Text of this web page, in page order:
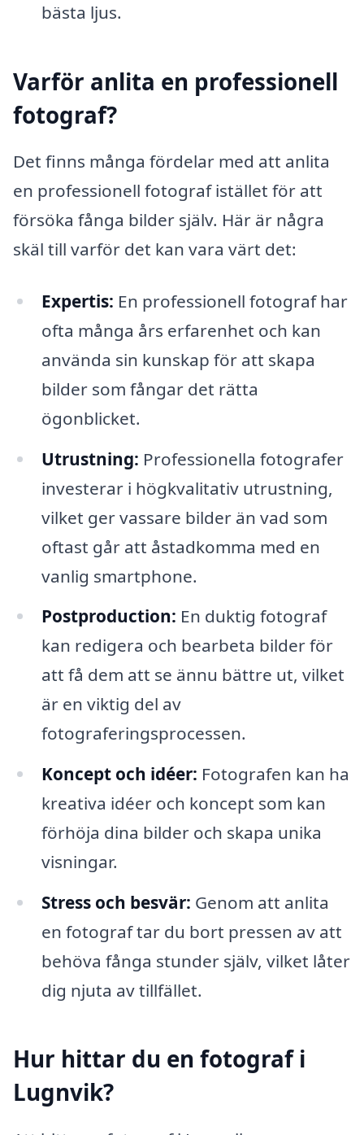
bästa ljus.
Varför anlita en professionell
fotograf?
Det finns många fördelar med att anlita
en professionell fotograf istället för att
försöka fånga bilder själv. Här är några
skäl till varför det kan vara värt det:
Expertis: En professionell fotograf har
ofta många års erfarenhet och kan
använda sin kunskap för att skapa
bilder som fångar det rätta
ögonblicket.
Utrustning: Professionella fotografer
investerar i högkvalitativ utrustning,
vilket ger vassare bilder än vad som
oftast går att åstadkomma med en
vanlig smartphone.
Postproduction: En duktig fotograf
kan redigera och bearbeta bilder för
att få dem att se ännu bättre ut, vilket
är en viktig del av
fotograferingsprocessen.
Koncept och idéer: Fotografen kan ha
kreativa idéer och koncept som kan
förhöja dina bilder och skapa unika
visningar.
Stress och besvär: Genom att anlita
en fotograf tar du bort pressen av att
behöva fånga stunder själv, vilket låter
dig njuta av tillfället.
Hur hittar du en fotograf i
Lugnvik?